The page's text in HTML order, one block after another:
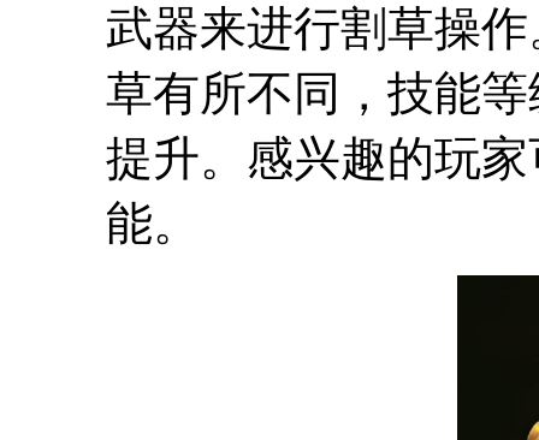
武器来进行割草操
草有所不同，技能
提升。感兴趣的玩
能。